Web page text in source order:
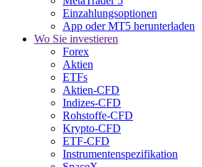
Einzahlungsoptionen
App oder MT5 herunterladen
Wo Sie investieren
Forex
Aktien
ETFs
Aktien-CFD
Indizes-CFD
Rohstoffe-CFD
Krypto-CFD
ETF-CFD
Instrumentenspezifikation